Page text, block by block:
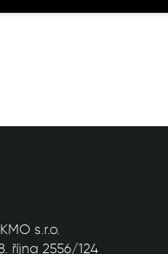
s.r.o.
října 2556/124